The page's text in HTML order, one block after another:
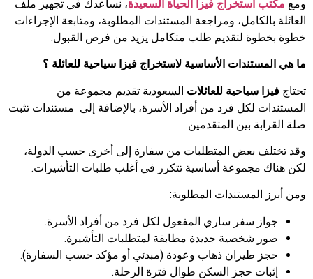
ومع مكتب استخراج فيزا الحياة السعيدة، نساعدك في تجهيز ملف
العائلة بالكامل، ومراجعة المستندات المطلوبة، ومتابعة الإجراءات
خطوة بخطوة لتقديم طلب متكامل يزيد من فرص القبول.
ما هي المستندات الأساسية لاستخراج فيزا سياحية للعائلة ؟
تحتاج فيزا سياحية للعائلات السعودية تقديم مجموعة من
المستندات لكل فرد من أفراد الأسرة، بالإضافة إلى مستندات تثبت
صلة القرابة بين المتقدمين.
وقد تختلف بعض المتطلبات من سفارة إلى أخرى حسب الدولة،
لكن هناك مجموعة أساسية تتكرر في أغلب طلبات التأشيرات.
ومن أبرز المستندات المطلوبة:
جواز سفر ساري المفعول لكل فرد من أفراد الأسرة.
صور شخصية جديدة مطابقة لمتطلبات التأشيرة.
حجز طيران ذهاب وعودة (مبدئي أو مؤكد حسب السفارة).
إثبات حجز السكن طوال فترة الرحلة.